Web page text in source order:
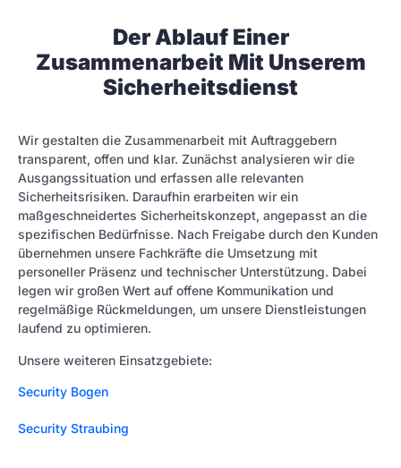
Der Ablauf Einer
Zusammenarbeit Mit Unserem
Sicherheitsdienst
Wir gestalten die Zusammenarbeit mit Auftraggebern
transparent, offen und klar. Zunächst analysieren wir die
Ausgangssituation und erfassen alle relevanten
Sicherheitsrisiken. Daraufhin erarbeiten wir ein
maßgeschneidertes Sicherheitskonzept, angepasst an die
spezifischen Bedürfnisse. Nach Freigabe durch den Kunden
übernehmen unsere Fachkräfte die Umsetzung mit
personeller Präsenz und technischer Unterstützung. Dabei
legen wir großen Wert auf offene Kommunikation und
regelmäßige Rückmeldungen, um unsere Dienstleistungen
laufend zu optimieren.
Unsere weiteren Einsatzgebiete:
Security Bogen
Security Straubing